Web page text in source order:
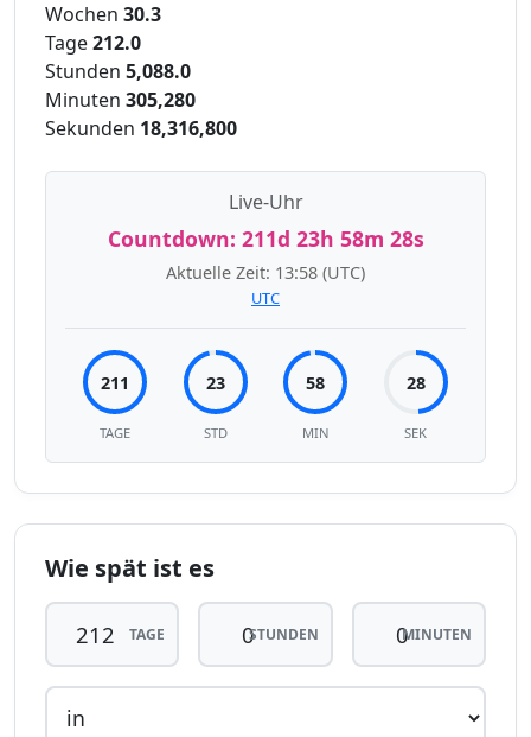
Wochen 30.3
Tage212.0
Stunden 5,088.0
Minuten 305,280
Sekunden 18,316,800
Live-Uhr
Countdown: 211d 23h 58m 28s
Aktuelle Zeit: 13:58 (UTC)
UTC
211
TAGE
23
STD
58
MIN
28
SEK
Wie spät ist es
TAGE STUNDEN MINUTEN